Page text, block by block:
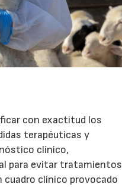
con exactitud los
terapéuticas y
clínico,
para evitar tratamientos
clínico provocado
21/07/2026